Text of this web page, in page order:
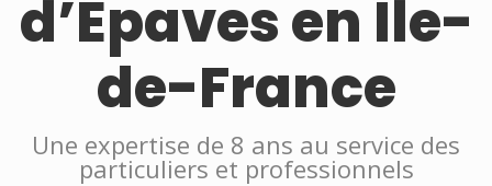
d’Épaves en Île-
de-France
Une expertise de 8 ans au service des
particuliers et professionnels